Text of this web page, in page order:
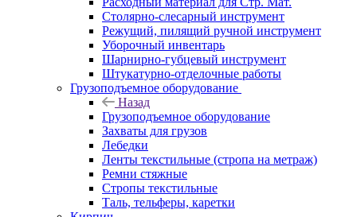
Столярно-слесарный инструмент
Режущий, пилящий ручной инструмент
Уборочный инвентарь
Шарнирно-губцевый инструмент
Штукатурно-отделочные работы
Грузоподъемное оборудование
Назад
Грузоподъемное оборудование
Захваты для грузов
Лебедки
Ленты текстильные (стропа на метраж)
Ремни стяжные
Стропы текстильные
Таль, тельферы, каретки